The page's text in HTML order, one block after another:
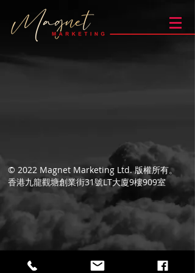
© 2022 Magnet Marketing Ltd. 版權所有。
香港九龍觀塘創業街31號LT大廈9樓909室